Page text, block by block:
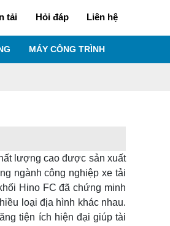
tải Hỏi đáp Liên hệ
MÁY CÔNG TRÌNH
lượng cao được sản xuất
ngành công nghiệp xe tải
Hino FC đã chứng minh
loại địa hình khác nhau.
tiện ích hiện đại giúp tài